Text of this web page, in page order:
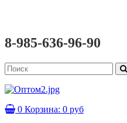
8-985-636-96-90
0 Корзина: 0 руб